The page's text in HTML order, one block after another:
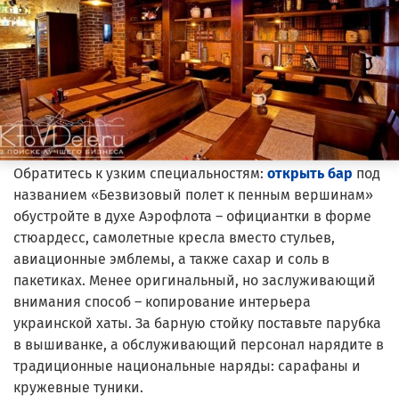
Обратитесь к узким специальностям: открыть бар под
названием «Безвизовый полет к пенным вершинам»
обустройте в духе Аэрофлота – официантки в форме
стюардесс, самолетные кресла вместо стульев,
авиационные эмблемы, а также сахар и соль в
пакетиках. Менее оригинальный, но заслуживающий
внимания способ – копирование интерьера
украинской хаты. За барную стойку поставьте парубка
в вышиванке, а обслуживающий персонал нарядите в
традиционные национальные наряды: сарафаны и
кружевные туники.